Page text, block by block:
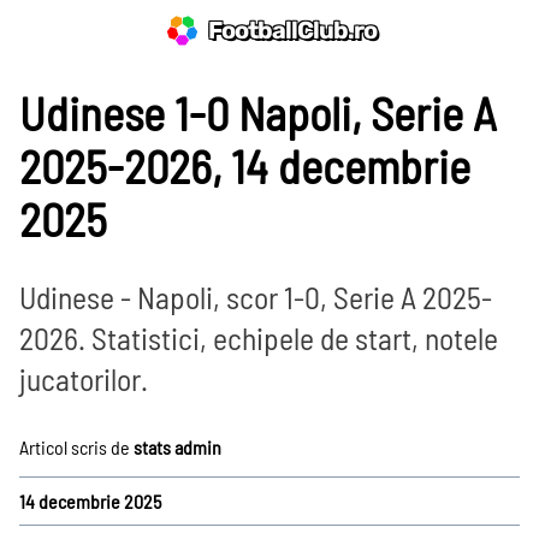
FootballClub.ro
Prim-plan
Udinese 1-0 Napoli, Serie A
2025-2026, 14 decembrie
2025
Udinese - Napoli, scor 1-0, Serie A 2025-
2026. Statistici, echipele de start, notele
jucatorilor.
Articol scris de stats admin
14 decembrie 2025